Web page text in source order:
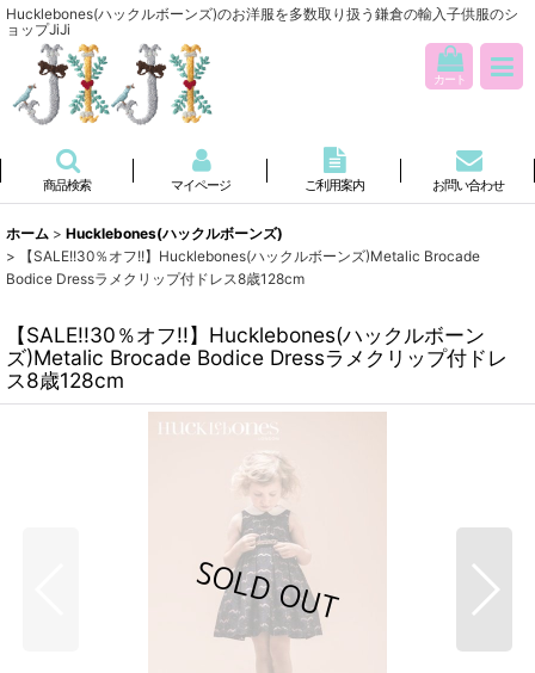
Hucklebones(ハックルボーンズ)のお洋服を多数取り扱う鎌倉の輸入子供服のシ
ョップJiJi
カート
商品検索 マイページ ご利用案内 お問い合わせ
ホーム > Hucklebones(ハックルボーンズ)
>
【SALE!!30％オフ!!】Hucklebones(ハックルボーンズ)Metalic Brocade
Bodice Dressラメクリップ付ドレス8歳128cm
【SALE!!30％オフ!!】Hucklebones(ハックルボーン
ズ)Metalic Brocade Bodice Dressラメクリップ付ドレ
ス8歳128cm